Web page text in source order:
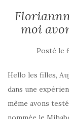
moi
Posté le
Hello les filles,
dans une
même avons